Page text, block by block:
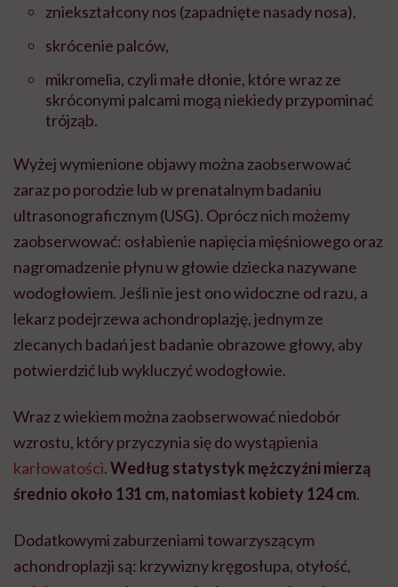
zniekształcony nos (zapadnięte nasady nosa),
skrócenie palców,
mikromelia, czyli małe dłonie, które wraz ze
skróconymi palcami mogą niekiedy przypominać
trójząb.
Wyżej wymienione objawy można zaobserwować
zaraz po porodzie lub w prenatalnym badaniu
ultrasonograficznym (USG). Oprócz nich możemy
zaobserwować: osłabienie napięcia mięśniowego oraz
nagromadzenie płynu w głowie dziecka nazywane
wodogłowiem. Jeśli nie jest ono widoczne od razu, a
lekarz podejrzewa achondroplazję, jednym ze
zlecanych badań jest badanie obrazowe głowy, aby
potwierdzić lub wykluczyć wodogłowie.
Wraz z wiekiem można zaobserwować niedobór
wzrostu, który przyczynia się do wystąpienia
karłowatości.Według statystyk mężczyźni mierzą
średnio około 131 cm, natomiast kobiety 124 cm.
Dodatkowymi zaburzeniami towarzyszącym
achondroplazji są: krzywizny kręgosłupa, otyłość,